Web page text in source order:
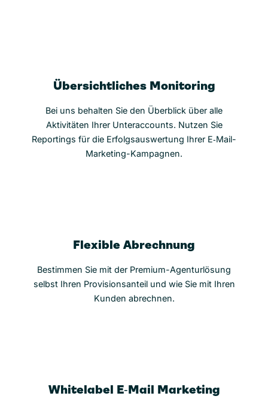
Übersichtliches Monitoring
Bei uns behalten Sie den Überblick über alle
Aktivitäten Ihrer Unteraccounts. Nutzen Sie
Reportings für die Erfolgsauswertung Ihrer E‑Mail-
Marketing-Kampagnen.
Flexible Abrechnung
Bestimmen Sie mit der Premium-Agenturlösung
selbst Ihren Provisionsanteil und wie Sie mit Ihren
Kunden abrechnen.
Whitelabel E‑Mail Marketing